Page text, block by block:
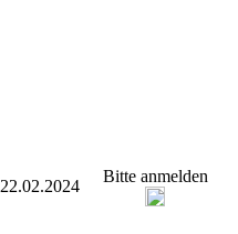
22.02.2024
Bitte anmelden